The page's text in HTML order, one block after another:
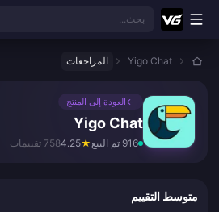
انتقل إلى المحتوى الرئيسي
بحث...
Yigo Chat المراجعات
←العودة إلى المنتج
Yigo Chat
916 تم البيع ★
4.25758 تقييمات
متوسط التقييم